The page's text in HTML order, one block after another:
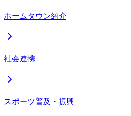
ホームタウン紹介
社会連携
スポーツ普及・振興